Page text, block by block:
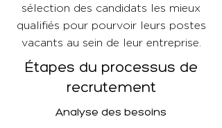
sélection des candidats les mieux
qualifiés pour pourvoir leurs postes
vacants au sein de leur entreprise.
Étapes du processus de
recrutement
Analyse des besoins